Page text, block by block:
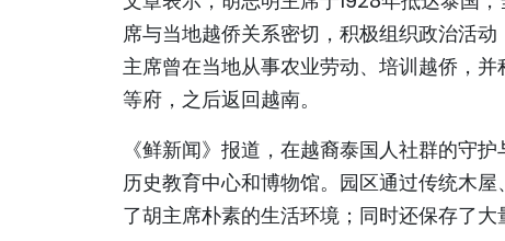
席与当地越侨关系密切，积极组织政治活
主席曾在当地从事农业劳动、培训越侨，
等府，之后返回越南。
《鲜新闻》报道，在越裔泰国人社群的守
历史教育中心和博物馆。园区通过传统木
了胡主席朴素的生活环境；同时还保存了